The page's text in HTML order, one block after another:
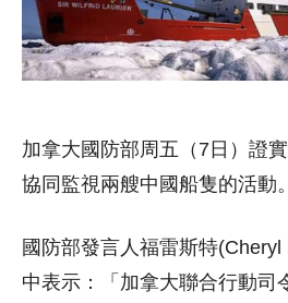
加拿大國防部周五（7日）證
協同監視兩艘中國船隻的活動。
國防部發言人福雷斯特
中表示：「加拿大聯合行動司